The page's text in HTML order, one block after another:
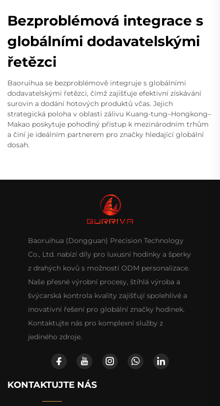
Bezproblémová integrace s
globálními dodavatelskými
řetězci
Baoruihua se bezproblémově integruje s globálními
dodavatelskými řetězci, čímž zajišťuje efektivní získávání
surovin a dodání hotových produktů včas. Jejich
strategická poloha v oblasti zálivu Kuang-tung–Hongkong–
Makao poskytuje pohodlný přístup k mezinárodním trhům
a činí je ideálním partnerem pro značky hledající globální
dosah.
Baoruihua (Dongguan) Precision Technology
Co., Ltd. nabízí díly pro luxusní hodinky a šperky
z drahých kovů s možností ODM personalizace.
Naše přesné výrobní procesy, štíhlá výroba a
švýcarská kontrola kvality zajišťují spolehlivé a
inovativní řešení pro globální značky hodinek.
Kontaktujte nás pro komplexní služby z
jediného zdroje.
KONTAKTUJTE NÁS